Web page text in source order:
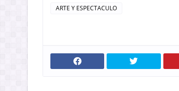
ARTE Y ESPECTACULO